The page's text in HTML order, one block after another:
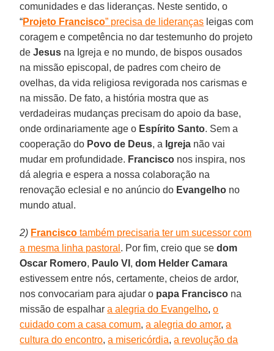
comunidades e das lideranças. Neste sentido, o
“Projeto Francisco” precisa de lideranças leigas com
coragem e competência no dar testemunho do projeto
deJesus na Igreja e no mundo, de bispos ousados
na missão episcopal, de padres com cheiro de
ovelhas, da vida religiosa revigorada nos carismas e
na missão. De fato, a história mostra que as
verdadeiras mudanças precisam do apoio da base,
onde ordinariamente age o Espírito Santo. Sem a
cooperação do Povo de Deus, a Igreja não vai
mudar em profundidade. Francisco nos inspira, nos
dá alegria e espera a nossa colaboração na
renovação eclesial e no anúncio do Evangelho no
mundo atual.
2) Francisco também precisaria ter um sucessor com
a mesma linha pastoral . Por fim, creio que sedom
Oscar Romero, Paulo VI ,dom Helder Camara
estivessem entre nós, certamente, cheios de ardor,
nos convocariam para ajudar o papa Francisco na
missão de espalhara alegria do Evangelho,o
cuidado com a casa comum,a alegria do amor,a
cultura do encontro,a misericórdia,a revolução da